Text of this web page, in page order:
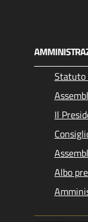
Statuto
Il
Albo